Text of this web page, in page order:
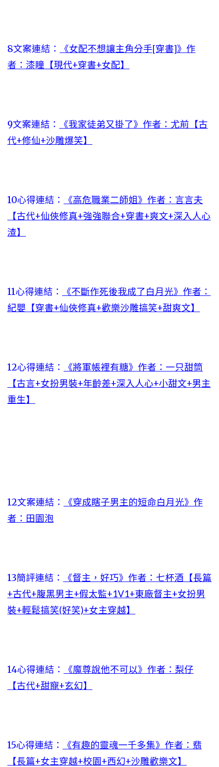
8文案連結：
《女配不想讓主角分手[穿書]》作
者：漆瞳【現代+穿書+女配】
9文案連結：
《我家徒弟又掛了》作者：尤前【古
代+修仙+沙雕爆笑】
10心得連結：
《高危職業二師姐》作者：言言夫
【古代+仙俠修真+強強聯合+穿書+爽文+深入人心
渣】
11心得連結：
《不斷作死後我成了白月光》作者：
紀嬰【穿書+仙俠修真+歡樂沙雕搞笑+甜爽文】
12心得連結：
《將軍帳裡有糖》作者：一只甜筒
【古言+女扮男裝+年齡差+深入人心+小甜文+男主
重生】
12文案連結：
《穿成瞎子男主的短命白月光》作
者：田園泡
13簡評連結：
《督主，好巧》作者：七杯酒【長篇
+古代+腹黑男主+假太監+1V1+東廠督主+女扮男
裝+輕鬆搞笑(好笑)+女主穿越】
14心得連結：
《魔尊說他不可以》作者：梨仔
【古代+甜寵+玄幻】
15心得連結：
《有趣的靈魂一千多集》作者：翡
【長篇+女主穿越+校園+西幻+沙雕歡樂文】